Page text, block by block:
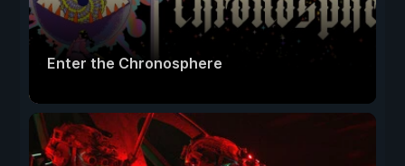
Enter the Chronosphere